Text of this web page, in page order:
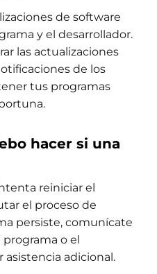
de software
y el desarrollador.
las actualizaciones
de los
tus programas
hacer si una
reiniciar el
el proceso de
persiste, comunícate
o el
asistencia adicional.